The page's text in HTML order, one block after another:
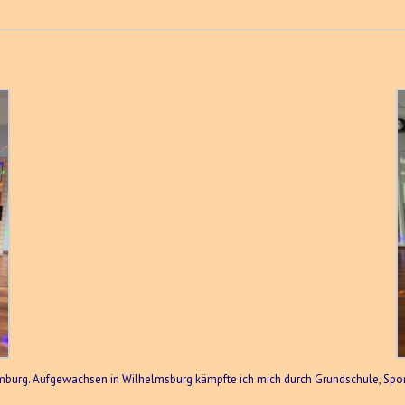
Aufgewachsen in Wilhelmsburg kämpfte ich mich durch Grundschule,